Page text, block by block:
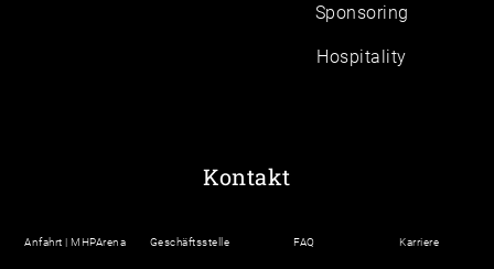
Sponsoring
Hospitality
Kontakt
Anfahrt | MHPArena Geschäftsstelle FAQ Karriere